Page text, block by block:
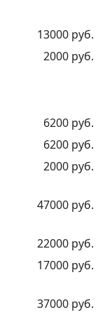
13000 руб.
2000 руб.
6200 руб.
6200 руб.
2000 руб.
47000 руб.
22000 руб.
17000 руб.
37000 руб.